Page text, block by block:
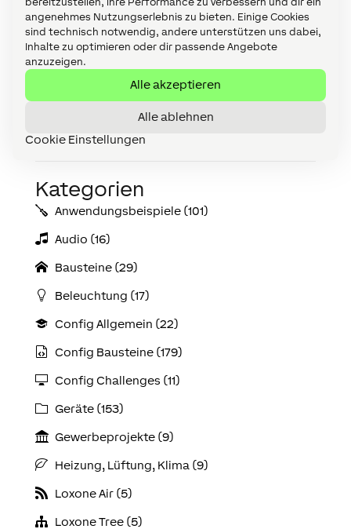
angenehmes Nutzungserlebnis zu bieten. Einige Cookies
sind technisch notwendig, andere unterstützen uns dabei,
Inhalte zu optimieren oder dir passende Angebote
anzuzeigen.
Alle akzeptieren
Alle ablehnen
Cookie Einstellungen
<< Zurück zur Übersicht
Kategorien
Anwendungs­­­beispiele (101)
Audio (16)
Bausteine (29)
Beleuchtung (17)
Config Allgemein (22)
Config Bausteine (179)
Config Challenges (11)
Geräte (153)
Gewerbeprojekte (9)
Heizung, Lüftung, Klima (9)
Loxone Air (5)
Loxone Tree (5)